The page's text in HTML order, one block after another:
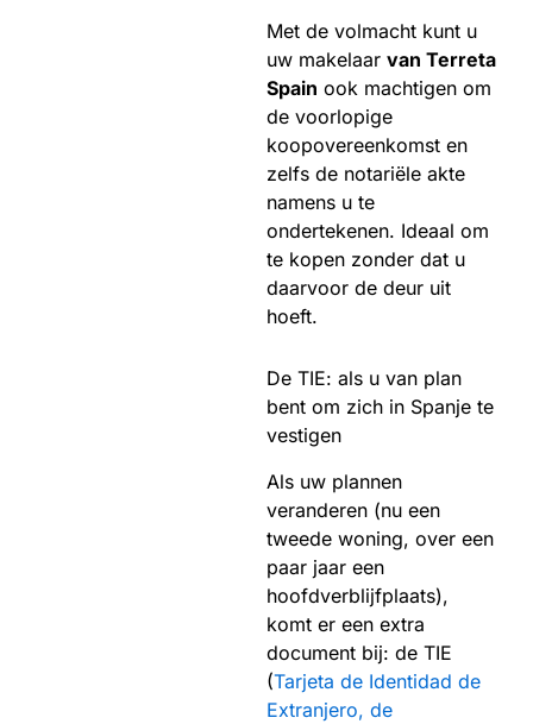
Met de volmacht kunt u
uw makelaar van Terreta
Spain ook machtigen om
de voorlopige
koopovereenkomst en
zelfs de notariële akte
namens u te
ondertekenen. Ideaal om
te kopen zonder dat u
daarvoor de deur uit
hoeft.
De TIE: als u van plan
bent om zich in Spanje te
vestigen
Als uw plannen
veranderen (nu een
tweede woning, over een
paar jaar een
hoofdverblijfplaats),
komt er een extra
document bij: de TIE
(Tarjeta de Identidad de
Extranjero, de